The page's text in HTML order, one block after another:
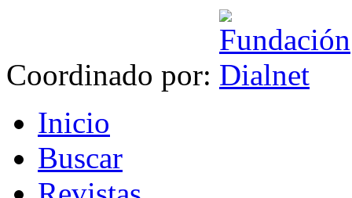
Coordinado por:
Inicio
Buscar